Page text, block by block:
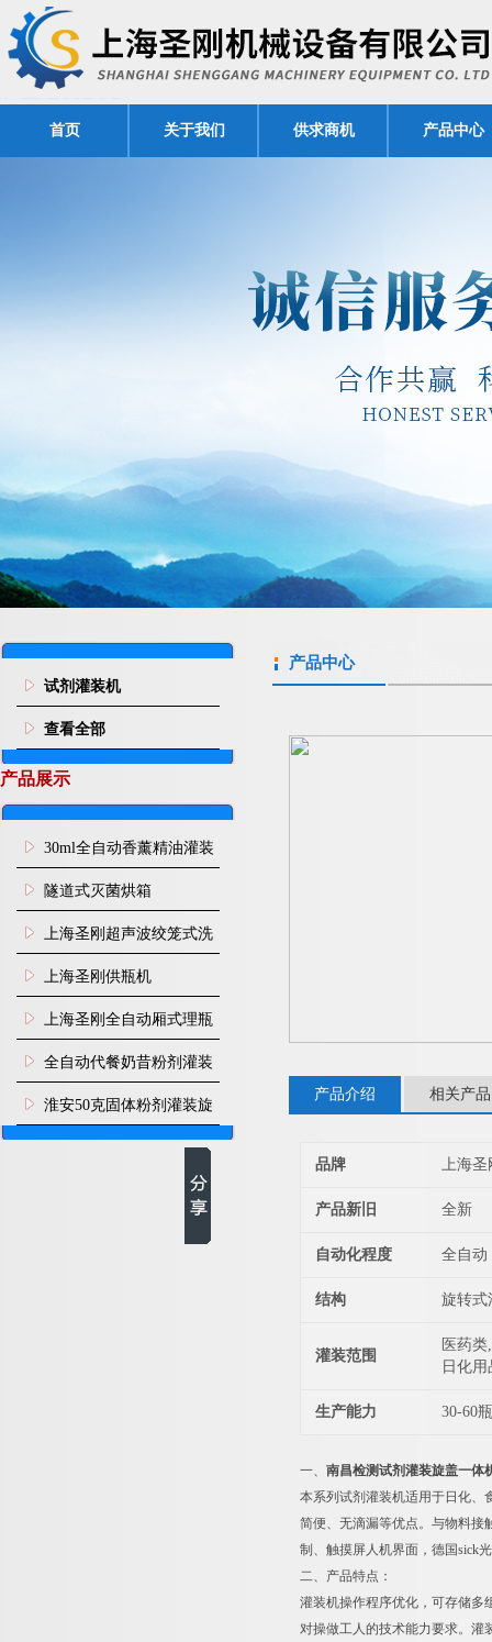
首页 关于我们 供求商机 产品中心
试剂灌装机
查看全部
产品展示
30ml全自动香薰精油灌装
旋盖机
隧道式灭菌烘箱
上海圣刚超声波绞笼式洗
瓶机
上海圣刚供瓶机
上海圣刚全自动厢式理瓶
机
全自动代餐奶昔粉剂灌装
生产线
淮安50克固体粉剂灌装旋
盖机
产品中心
产品介绍 相关产品
品牌 上海圣
产品新旧 全新
自动化程度 全自动
结构 旋转式
灌装范围
医药
日化
生产能力 30-60
一、 南昌检测试剂灌装旋盖一体
本系列试剂灌装机适用于日化、
简便、无滴漏等优点。与物料接
制、触摸屏人机界面，德国sick
二、产品特点：
灌装机操作程序优化，可存储多
对操做工人的技术能力要求。灌